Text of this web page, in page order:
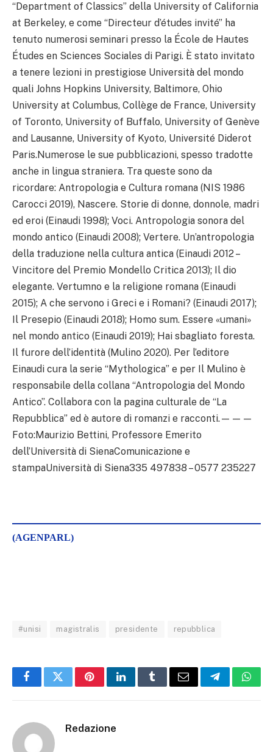
“Department of Classics” della University of California
at Berkeley, e come “Directeur d’études invité” ha
tenuto numerosi seminari presso la École de Hautes
Études en Sciences Sociales di Parigi. È stato invitato
a tenere lezioni in prestigiose Università del mondo
quali Johns Hopkins University, Baltimore, Ohio
University at Columbus, Collège de France, University
of Toronto, University of Buffalo, University of Genève
and Lausanne, University of Kyoto, Université Diderot
Paris.Numerose le sue pubblicazioni, spesso tradotte
anche in lingua straniera. Tra queste sono da
ricordare: Antropologia e Cultura romana (NIS 1986
Carocci 2019), Nascere. Storie di donne, donnole, madri
ed eroi (Einaudi 1998); Voci. Antropologia sonora del
mondo antico (Einaudi 2008); Vertere. Un’antropologia
della traduzione nella cultura antica (Einaudi 2012 –
Vincitore del Premio Mondello Critica 2013); Il dio
elegante. Vertumno e la religione romana (Einaudi
2015); A che servono i Greci e i Romani? (Einaudi 2017);
Il Presepio (Einaudi 2018); Homo sum. Essere «umani»
nel mondo antico (Einaudi 2019); Hai sbagliato foresta.
Il furore dell’identità (Mulino 2020). Per l’editore
Einaudi cura la serie “Mythologica” e per Il Mulino è
responsabile della collana “Antropologia del Mondo
Antico”. Collabora con la pagina culturale de “La
Repubblica” ed è autore di romanzi e racconti.———
Foto:Maurizio Bettini, Professore Emerito
dell’Università di SienaComunicazione e
stampaUniversità di Siena335 497838 – 0577 235227
(AGENPARL)
#unisi magistralis presidente repubblica
FacebookTwitterPinterestLinkedInTumblrEmail Telegram
Redazione